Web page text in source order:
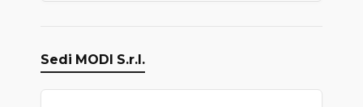
Sedi MODI S.r.l.